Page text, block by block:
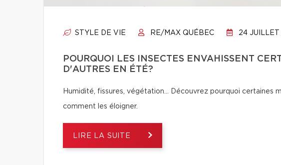
STYLE DE VIE RE/MAX QUÉBEC 24
POURQUOI LES INSECTES ENVAHISSENT
D'AUTRES EN ÉTÉ?
Humidité, fissures, végétation… Découvrez pourquoi certaines
comment les éloigner.
LIRE LA SUITE